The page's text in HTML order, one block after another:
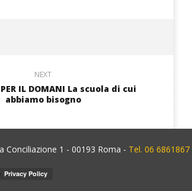
NEXT
PER IL DOMANI La scuola di cui
abbiamo bisogno
Conciliazione 1 - 00193 Roma - Tel. 06 6861867